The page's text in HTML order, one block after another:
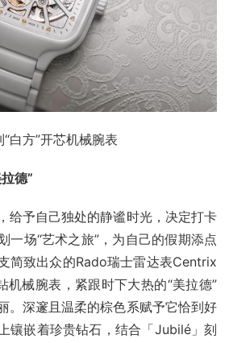
白方”开芯机械腕表
德”
给予自己独处的静谧时光，决定打卡
一场“艺术之旅”，为自己的假期添点
简致出众的Rado瑞士雷达表Centrix
机械腕表，紧跟时下大热的“美拉德”
。深邃且温柔的棕色系赋予它恰到好
镶嵌着珍贵钻石，结合「Jubilé」刻